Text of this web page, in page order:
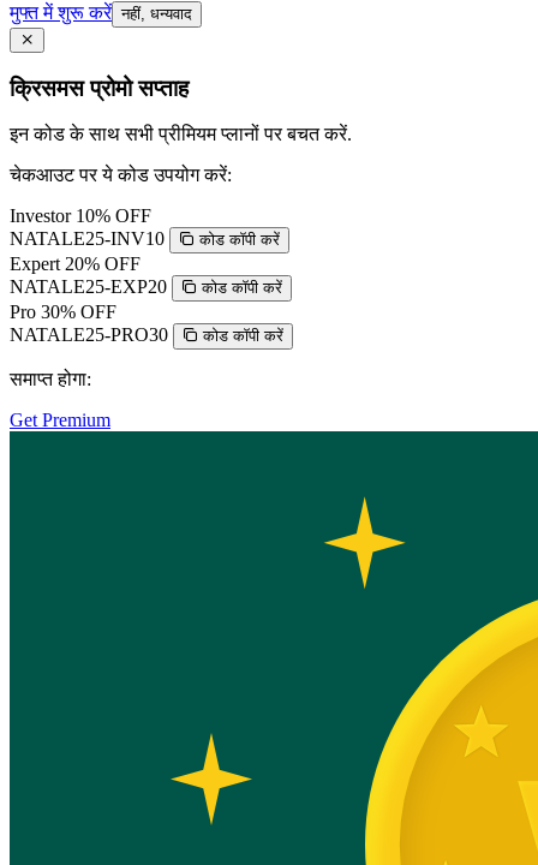
मुफ्त में शुरू करें नहीं, धन्यवाद
क्रिसमस प्रोमो सप्ताह
इन कोड के साथ सभी प्रीमियम प्लानों पर बचत करें.
चेकआउट पर ये कोड उपयोग करें:
Investor 10% OFF
NATALE25-INV10
कोड कॉपी करें
Expert 20% OFF
NATALE25-EXP20
कोड कॉपी करें
Pro 30% OFF
NATALE25-PRO30
कोड कॉपी करें
समाप्त होगा:
Get Premium